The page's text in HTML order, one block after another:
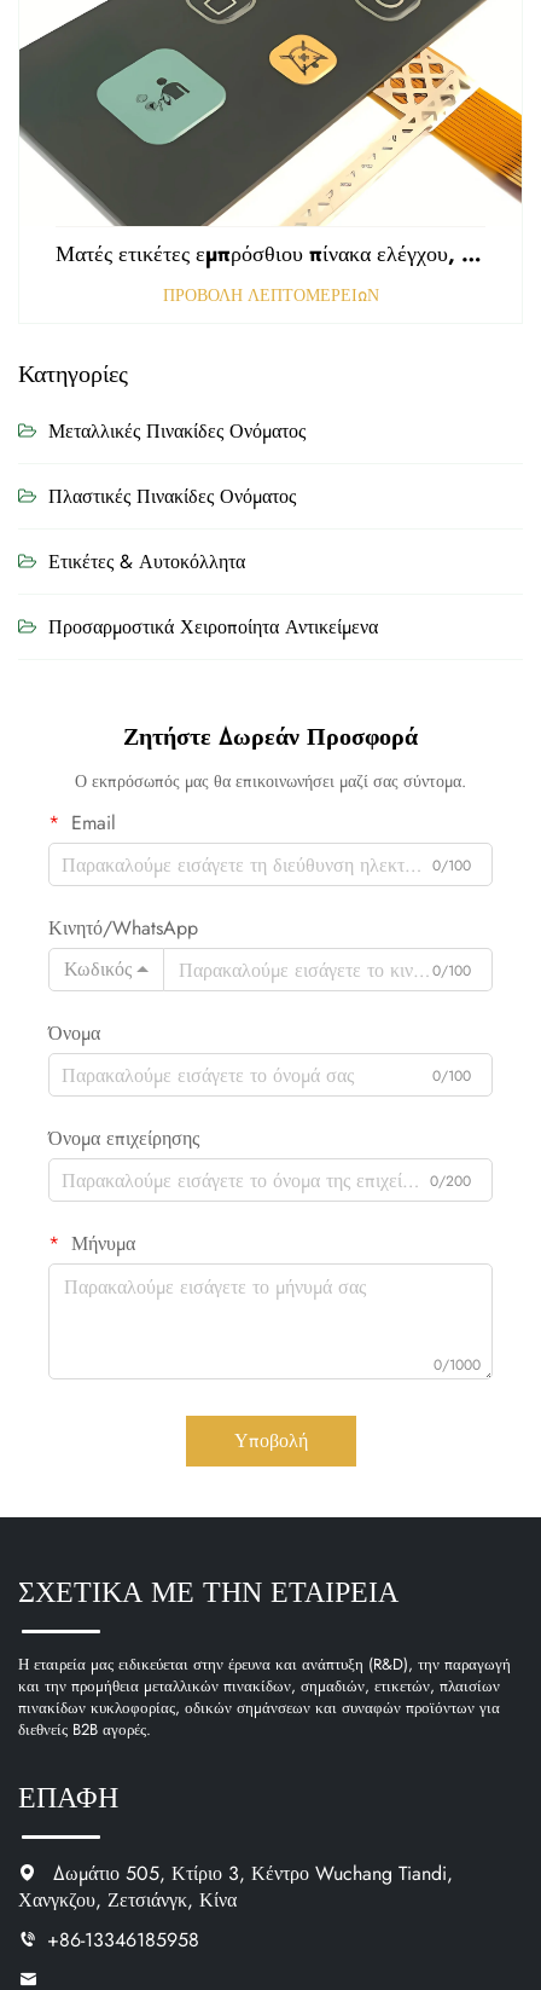
Ματές ετικέτες εμπρόσθιου πίνακα ελέγχου, τρυπημένες με αμαυρωμένη επιφάνεια, πάχους 0,25 mm, ετικέτες από πολυκαρβονικό ή PVC
ΠΡΟΒΟΛΗ ΛΕΠΤΟΜΕΡΕΙΩΝ
Κατηγορίες
Μεταλλικές Πινακίδες Ονόματος
Πλαστικές Πινακίδες Ονόματος
Ετικέτες & Αυτοκόλλητα
Προσαρμοστικά Χειροποίητα Αντικείμενα
Ζητήστε Δωρεάν Προσφορά
Ο εκπρόσωπός μας θα επικοινωνήσει μαζί σας σύντομα.
Email
0/100
Κινητό/WhatsApp
Κωδικός
0/100
Όνομα
0/100
Όνομα επιχείρησης
0/200
Μήνυμα
0/1000
Υποβολή
ΣΧΕΤΙΚΑ ΜΕ ΤΗΝ ΕΤΑΙΡΕΙΑ
Η εταιρεία μας ειδικεύεται στην έρευνα και ανάπτυξη (R&D), την παραγωγή
και την προμήθεια μεταλλικών πινακίδων, σημαδιών, ετικετών, πλαισίων
πινακίδων κυκλοφορίας, οδικών σημάνσεων και συναφών προϊόντων για
διεθνείς B2B αγορές.
ΕΠΑΦΗ
Δωμάτιο 505, Κτίριο 3, Κέντρο Wuchang Tiandi,
Χανγκζου, Ζετσιάνγκ, Κίνα
+86-13346185958